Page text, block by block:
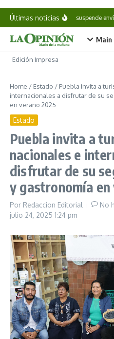
Saltar al contenido
Últimas noticiasEE. UU. suspende
Main
Edición Impresa
Home / Estado / Puebla invita a
internacionales a disfrutar de su
en verano 2025
Estado
Puebla invita a
nacionales e
disfrutar de su
y gastronomía en
Por Redaccion Editorial
No
julio 24, 2025 1:24 pm